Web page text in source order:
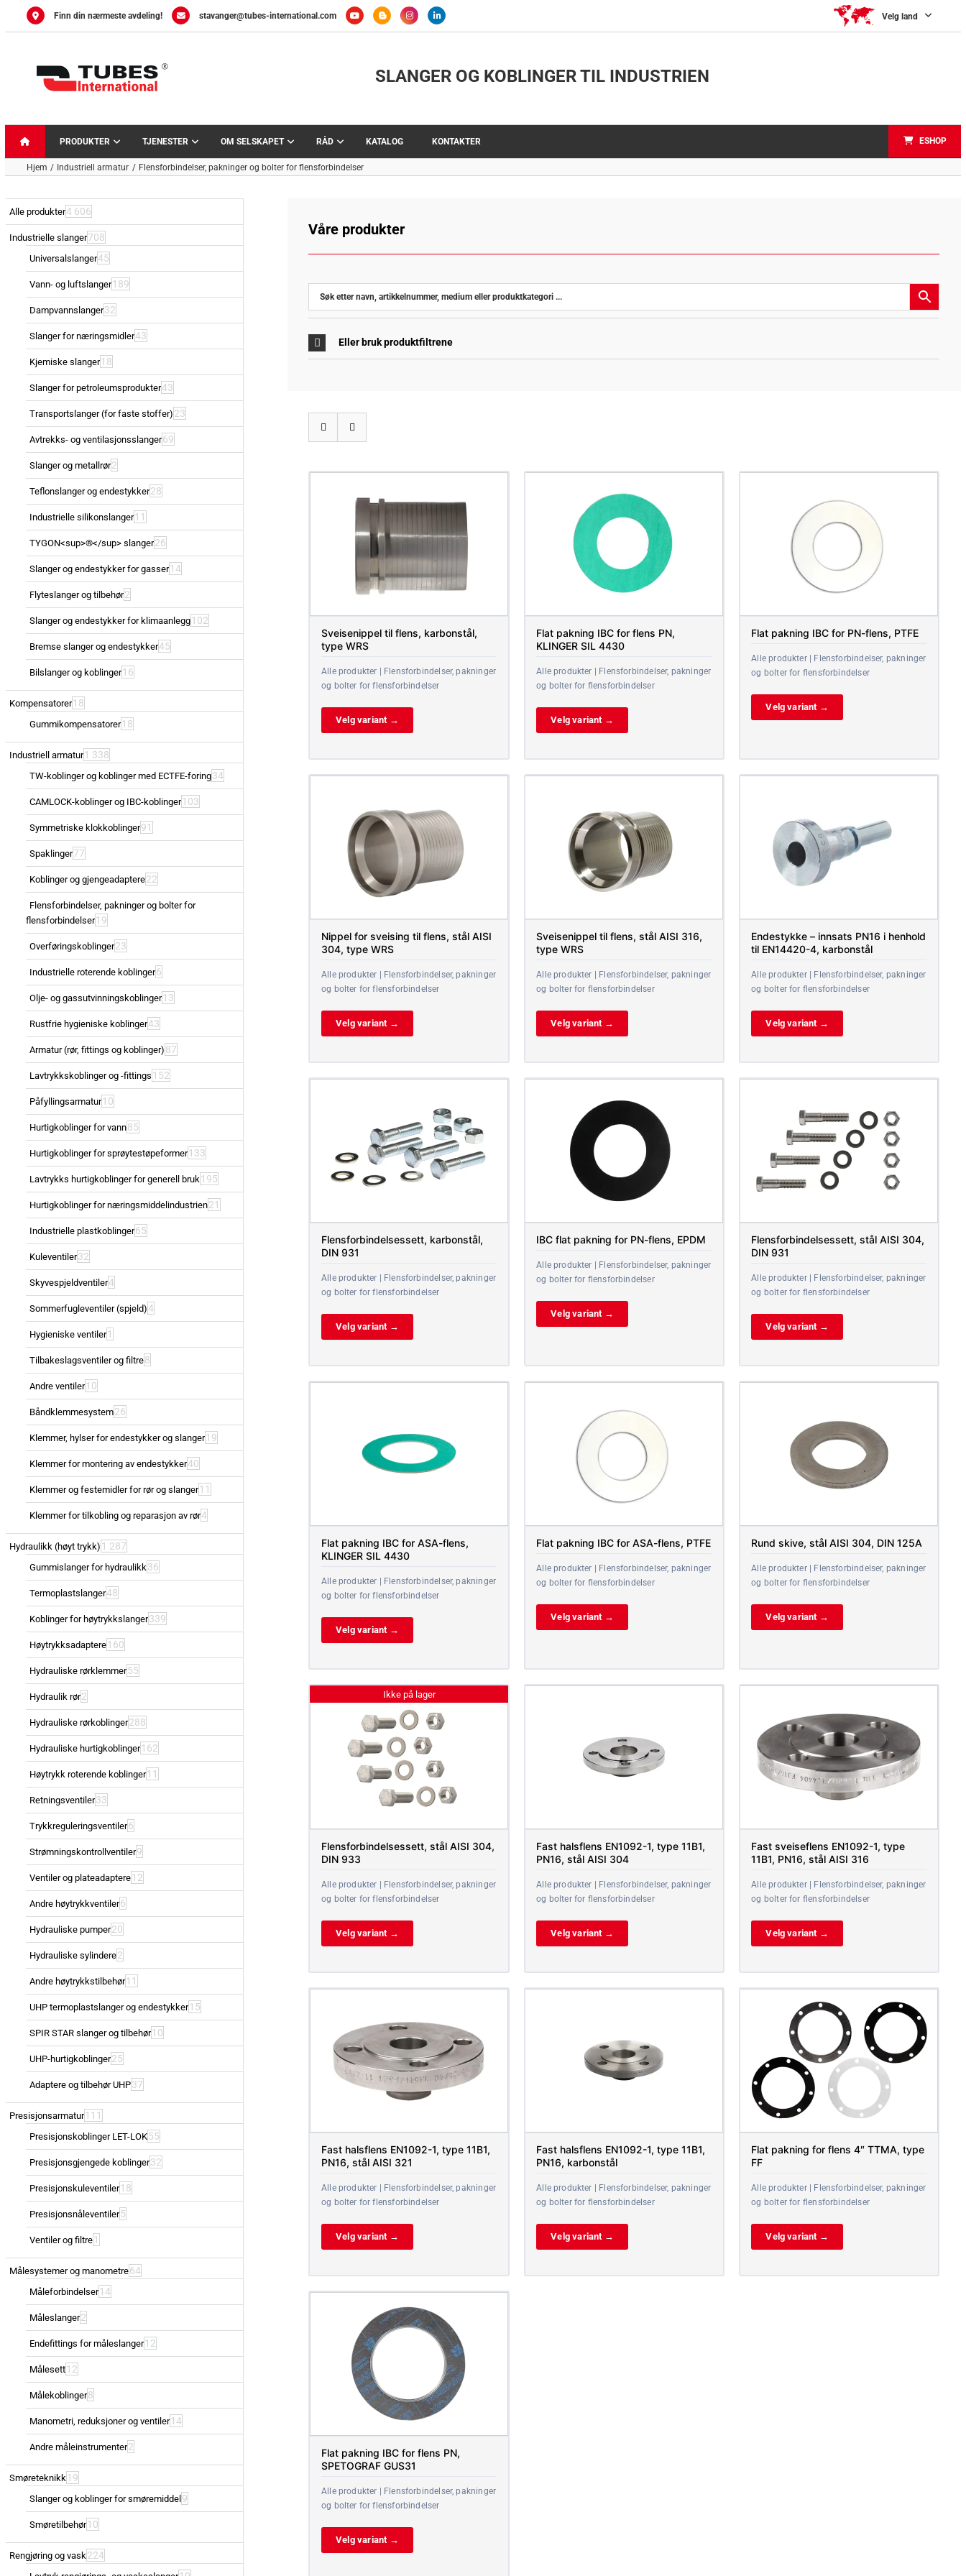
Finn din nærmeste avdeling! stavanger@tubes-international.com Velg land
SLANGER OG KOBLINGER TIL INDUSTRIEN
PRODUKTER TJENESTER OM SELSKAPET RÅD KATALOG KONTAKTER ESHOP
Hjem Industriell armatur Flensforbindelser, pakninger og bolter for flensforbindelser
Våre produkter
Eller bruk produktfiltrene
Sveisenippel til flens, karbonstål,
type WRS
Alle produkter | Flensforbindelser, pakninger
og bolter for flensforbindelser
Velg variant →
Flat pakning IBC for flens PN,
KLINGER SIL 4430
Alle produkter | Flensforbindelser, pakninger
og bolter for flensforbindelser
Velg variant →
Flat pakning IBC for PN-flens, PTFE
Alle produkter | Flensforbindelser, pakninger
og bolter for flensforbindelser
Velg variant →
Nippel for sveising til flens, stål AISI
304, type WRS
Alle produkter | Flensforbindelser, pakninger
og bolter for flensforbindelser
Velg variant →
Sveisenippel til flens, stål AISI 316,
type WRS
Alle produkter | Flensforbindelser, pakninger
og bolter for flensforbindelser
Velg variant →
Endestykke – innsats PN16 i henhold
til EN14420-4, karbonstål
Alle produkter | Flensforbindelser, pakninger
og bolter for flensforbindelser
Velg variant →
Flensforbindelsessett, karbonstål,
DIN 931
Alle produkter | Flensforbindelser, pakninger
og bolter for flensforbindelser
Velg variant →
IBC flat pakning for PN-flens, EPDM
Alle produkter | Flensforbindelser, pakninger
og bolter for flensforbindelser
Velg variant →
Flensforbindelsessett, stål AISI 304,
DIN 931
Alle produkter | Flensforbindelser, pakninger
og bolter for flensforbindelser
Velg variant →
Flat pakning IBC for ASA-flens,
KLINGER SIL 4430
Alle produkter | Flensforbindelser, pakninger
og bolter for flensforbindelser
Velg variant →
Flat pakning IBC for ASA-flens, PTFE
Alle produkter | Flensforbindelser, pakninger
og bolter for flensforbindelser
Velg variant →
Rund skive, stål AISI 304, DIN 125A
Alle produkter | Flensforbindelser, pakninger
og bolter for flensforbindelser
Velg variant →
Ikke på lager
Flensforbindelsessett, stål AISI 304,
DIN 933
Alle produkter | Flensforbindelser, pakninger
og bolter for flensforbindelser
Velg variant →
Fast halsflens EN1092-1, type 11B1,
PN16, stål AISI 304
Alle produkter | Flensforbindelser, pakninger
og bolter for flensforbindelser
Velg variant →
Fast sveiseflens EN1092-1, type
11B1, PN16, stål AISI 316
Alle produkter | Flensforbindelser, pakninger
og bolter for flensforbindelser
Velg variant →
Fast halsflens EN1092-1, type 11B1,
PN16, stål AISI 321
Alle produkter | Flensforbindelser, pakninger
og bolter for flensforbindelser
Velg variant →
Fast halsflens EN1092-1, type 11B1,
PN16, karbonstål
Alle produkter | Flensforbindelser, pakninger
og bolter for flensforbindelser
Velg variant →
Flat pakning for flens 4″ TTMA, type
FF
Alle produkter | Flensforbindelser, pakninger
og bolter for flensforbindelser
Velg variant →
Flat pakning IBC for flens PN,
SPETOGRAF GUS31
Alle produkter | Flensforbindelser, pakninger
og bolter for flensforbindelser
Velg variant →
Alle produkter4 606
Industrielle slanger708
Universalslanger45
Vann- og luftslanger189
Dampvannslanger32
Slanger for næringsmidler43
Kjemiske slanger18
Slanger for petroleumsprodukter43
Transportslanger (for faste stoffer) 23
Avtrekks- og ventilasjonsslanger69
Slanger og metallrør2
Teflonslanger og endestykker28
Industrielle silikonslanger11
TYGON<sup>®</sup> slanger26
Slanger og endestykker for gasser14
Flyteslanger og tilbehør2
Slanger og endestykker for klimaanlegg102
Bremse slanger og endestykker45
Bilslanger og koblinger16
Kompensatorer18
Gummikompensatorer18
Industriell armatur1 338
TW-koblinger og koblinger med ECTFE-foring34
CAMLOCK-koblinger og IBC-koblinger103
Symmetriske klokkoblinger91
Spaklinger77
Koblinger og gjengeadaptere22
Flensforbindelser, pakninger og bolter for
flensforbindelser19
Overføringskoblinger23
Industrielle roterende koblinger6
Olje- og gassutvinningskoblinger13
Rustfrie hygieniske koblinger43
Armatur (rør, fittings og koblinger) 87
Lavtrykkskoblinger og -fittings 152
Påfyllingsarmatur10
Hurtigkoblinger for vann85
Hurtigkoblinger for sprøytestøpeformer133
Lavtrykks hurtigkoblinger for generell bruk195
Hurtigkoblinger for næringsmiddelindustrien21
Industrielle plastkoblinger65
Kuleventiler32
Skyvespjeldventiler4
Sommerfugleventiler (spjeld)4
Hygieniske ventiler1
Tilbakeslagsventiler og filtre8
Andre ventiler10
Båndklemmesystem26
Klemmer, hylser for endestykker og slanger19
Klemmer for montering av endestykker40
Klemmer og festemidler for rør og slanger11
Klemmer for tilkobling og reparasjon av rør4
Hydraulikk (høyt trykk) 1 287
Gummislanger for hydraulikk36
Termoplastslanger48
Koblinger for høytrykkslanger339
Høytrykksadaptere160
Hydrauliske rørklemmer55
Hydraulik rør2
Hydrauliske rørkoblinger288
Hydrauliske hurtigkoblinger162
Høytrykk roterende koblinger11
Retningsventiler33
Trykkreguleringsventiler6
Strømningskontrollventiler9
Ventiler og plateadaptere12
Andre høytrykkventiler6
Hydrauliske pumper20
Hydrauliske sylindere2
Andre høytrykkstilbehør11
UHP termoplastslanger og endestykker15
SPIR STAR slanger og tilbehør10
UHP-hurtigkoblinger25
Adaptere og tilbehør UHP37
Presisjonsarmatur111
Presisjonskoblinger LET-LOK55
Presisjonsgjengede koblinger32
Presisjonskuleventiler18
Presisjonsnåleventiler5
Ventiler og filtre1
Målesystemer og manometre64
Måleforbindelser14
Måleslanger2
Endefittings for måleslanger12
Målesett12
Målekoblinger8
Manometri, reduksjoner og ventiler14
Andre måleinstrumenter2
Smøreteknikk19
Slanger og koblinger for smøremiddel 9
Smøretilbehør10
Rengjøring og vask224